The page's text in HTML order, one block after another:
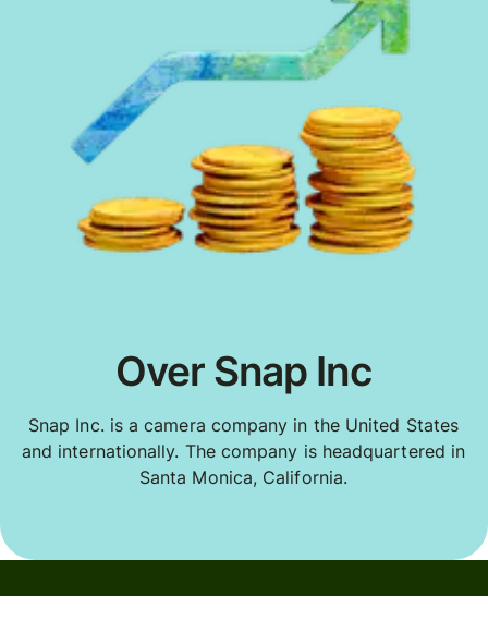
Over Snap Inc
Snap Inc. is a camera company in the United States
and internationally. The company is headquartered in
Santa Monica, California.